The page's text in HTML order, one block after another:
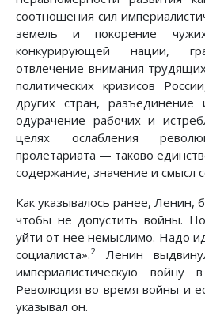
соотношения сил
земель и покорение
конкурирующей нации,
отвлечение внимания
политических кризисов
других стран, разъединение
одурачение рабочих и
целях ослабления
пролетариата — таково
содержание, значение и смысл
Как указывалось ранее, Ленин,
чтобы не допустить войны.
уйти от нее немыслимо. Надо
социалиста».2Ленин
империалистическую войну
Революция во время войны и
указывал он.